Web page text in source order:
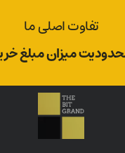
تفاوت اصلی ما
میزان مبلغ